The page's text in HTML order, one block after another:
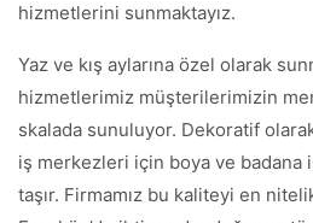
hizmetlerini sunmaktayız.
Yaz ve kış aylarına özel olarak
hizmetlerimiz müşterilerimizin
skalada sunuluyor. Dekoratif
iş merkezleri için boya ve badana
taşır. Firmamız bu kaliteyi en